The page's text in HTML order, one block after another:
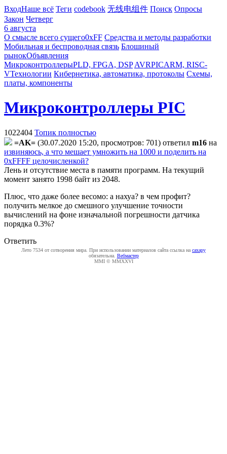
ВходНаше всё Теги codebook 无线电组件 Поиск Опросы
Закон Четверг
6 августа
О смысле всего сущего0xFF Средства и методы разработки
Мобильная и беспроводная связь Блошиный
рынокОбъявления
МикроконтроллерыPLD, FPGA, DSP AVRPICARM, RISC-
VТехнологии Кибернетика, автоматика, протоколы Схемы,
платы, компоненты
Микроконтроллеры PIC
1022404 Топик полностью
=AK= (30.07.2020 15:20, просмотров: 701) ответил m16 на
извиняюсь, а что мешает умножить на 1000 и поделить на
0xFFFF целочисленкой?
Лень и отсутствие места в памяти программ. На текущий
момент занято 1998 байт из 2048.
Плюс, что даже более весомо: а нахуа? в чем профит?
получить мелкое до смешного улучшение точности
вычислений на фоне изначальной погрешности датчика
порядка 0.3%?
Ответить
Лето 7534 от сотворения мира. При использовании материалов сайта ссылка на caxapу
обязательна. Вебмастер
MMI © MMXXVI